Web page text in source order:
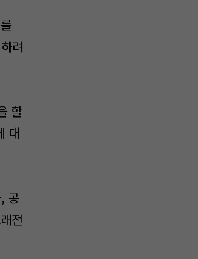
려
할
대
공
전